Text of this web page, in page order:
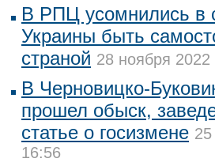
В РПЦ усомнились в
Украины быть
страной 28 ноября 2022
В Черновицко-
прошел обыск,
статье о госизмене
16:56